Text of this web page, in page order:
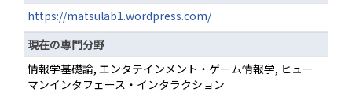
https://matsulab1.wordpress.com/
現在の専門分野
情報学基礎論, エンタテインメント・ゲーム情報学, ヒュー
マンインタフェース・インタラクション